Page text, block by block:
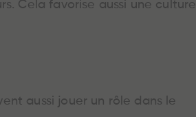
Cela favorise aussi une culture
aussi jouer un rôle dans le